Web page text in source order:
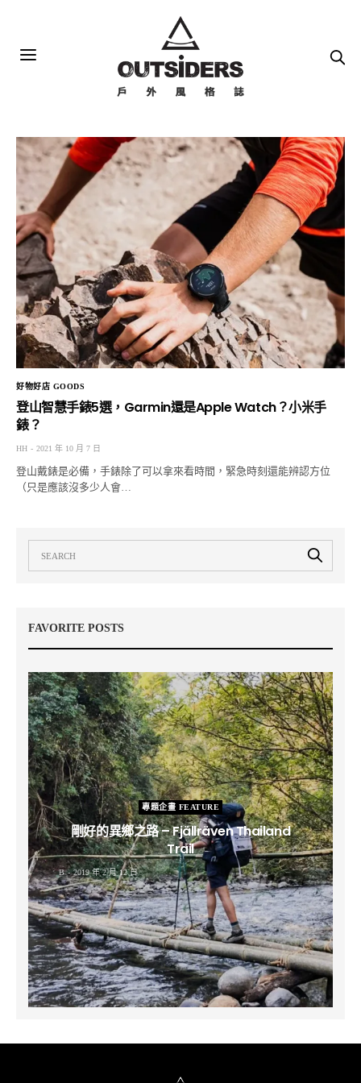
好物好店 GOODS
登山智慧手錶5選，Garmin還是Apple Watch？小米手
錶？
HH 2021 年 10 月 7 日
登山戴錶是必備，手錶除了可以拿來看時間，緊急時刻還能辨認方位
（只是應該沒多少人會…
FAVORITE POSTS
專題企畫 FEATURE
剛好的異鄉之路 – Fjällräven Thailand
Trail
B 2019 年 2 月 12 日